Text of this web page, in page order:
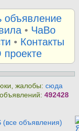
объявление
• ЧаВо
• Контакты
проекте
жалобы:сюда
492428
(все объявления)